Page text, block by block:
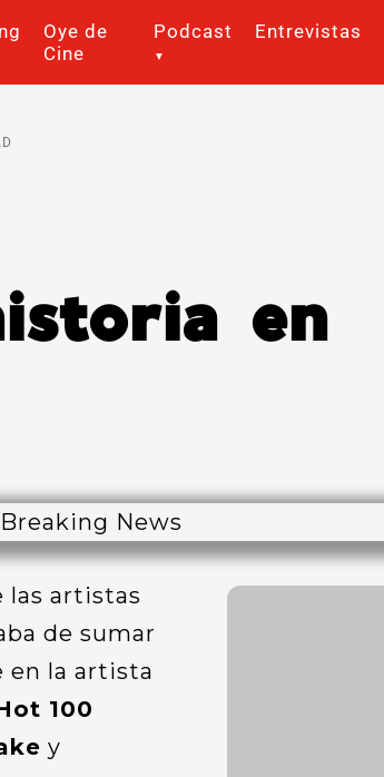
Oye de
Cine
Podcast Entrevistas
en
las artistas
de sumar
en la artista
100
y